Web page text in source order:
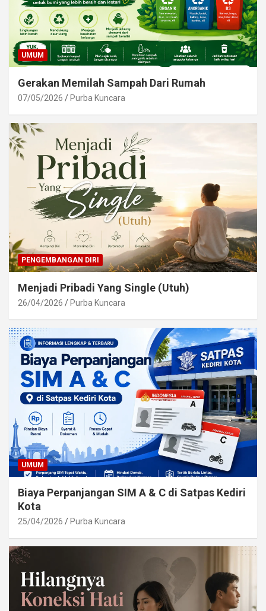
UMUM
Gerakan Memilah Sampah Dari Rumah
07/05/2026 Purba Kuncara
PENGEMBANGAN DIRI
Menjadi Pribadi Yang Single (Utuh)
26/04/2026 Purba Kuncara
UMUM
Biaya Perpanjangan SIM A & C di Satpas Kediri
Kota
25/04/2026 Purba Kuncara